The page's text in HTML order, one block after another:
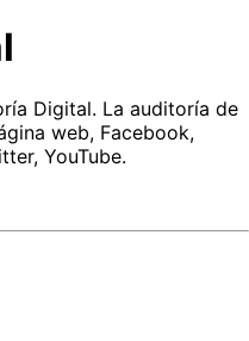
Digital. La auditoría de
web, Facebook,
YouTube.